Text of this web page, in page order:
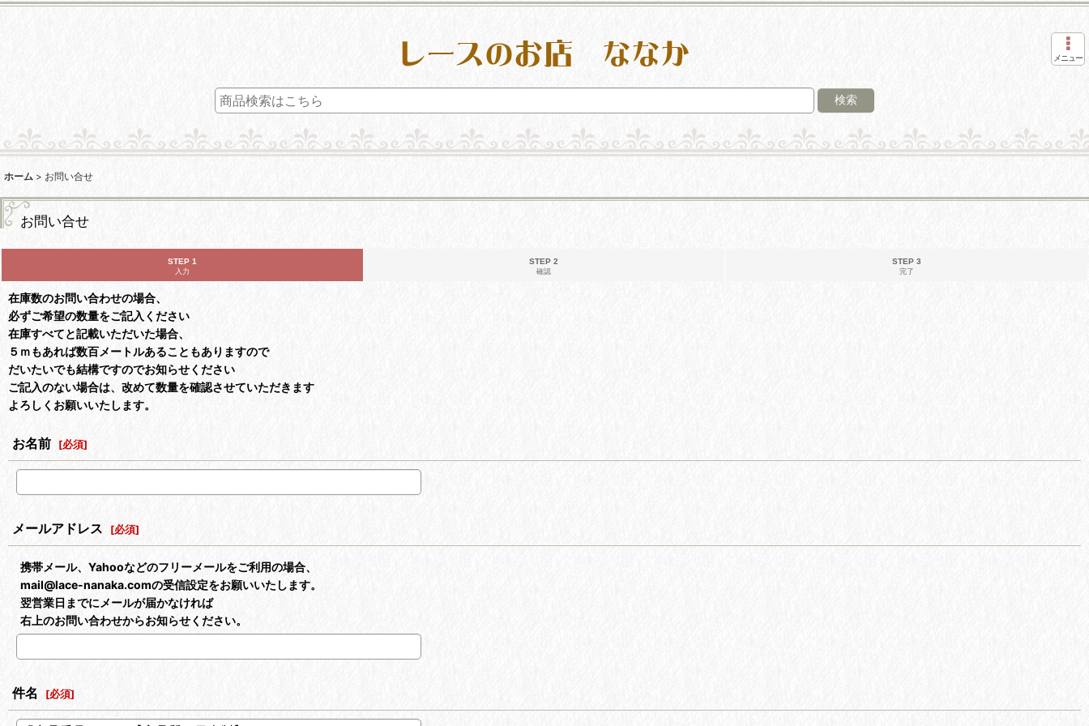
メニュー
検索
ホーム > お問い合せ
お問い合せ
STEP 1
入力
STEP 2
確認
STEP 3
完了
在庫数のお問い合わせの場合、
必ずご希望の数量をご記入ください
在庫すべてと記載いただいた場合、
５ｍもあれば数百メートルあることもありますので
だいたいでも結構ですのでお知らせください
ご記入のない場合は、改めて数量を確認させていただきます
よろしくお願いいたします。
お名前 [必須]
メールアドレス [必須]
携帯メール、Yahooなどのフリーメールをご利用の場合、
mail@lace-nanaka.comの受信設定をお願いいたします。
翌営業日までにメールが届かなければ
右上のお問い合わせからお知らせください。
件名 [必須]